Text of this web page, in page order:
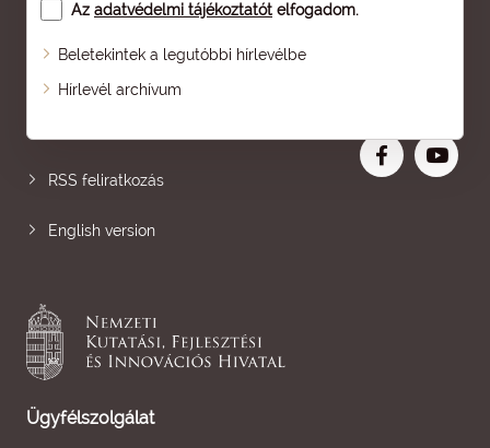
Az adatvédelmi tájékoztatót elfogadom.
Beletekintek a legutóbbi hírlevélbe
Hírlevél archívum
Oldaltérkép
RSS feliratkozás
English version
Ügyfélszolgálat